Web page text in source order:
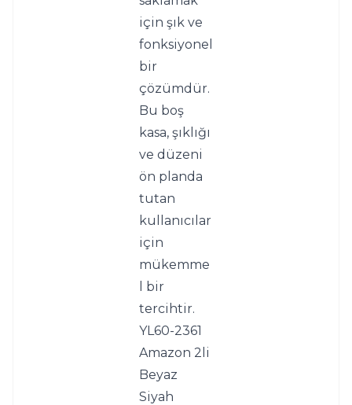
için şık ve
fonksiyonel
bir
çözümdür.
Bu boş
kasa, şıklığı
ve düzeni
ön planda
tutan
kullanıcılar
için
mükemme
l bir
tercihtir.
YL60-2361
Amazon 2li
Beyaz
Siyah